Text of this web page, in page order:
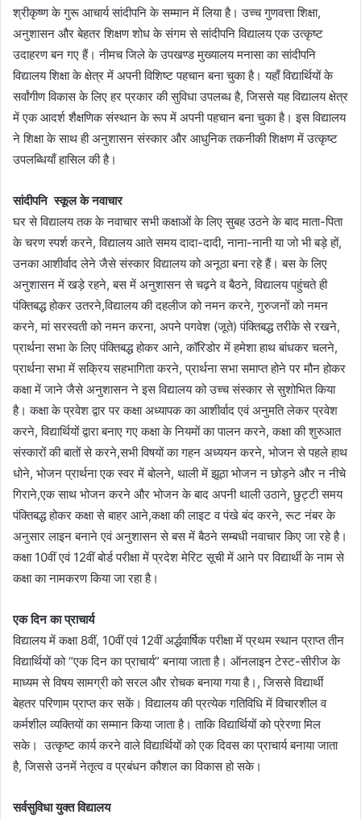
श्रीकृष्ण के गुरू आचार्य सांदीपनि के सम्मान में लिया है। उच्च गुणवत्ता शिक्षा,
अनुशासन और बेहतर शिक्षण शोध के संगम से सांदीपनि विद्यालय एक उत्कृष्ट
उदाहरण बन गए हैं। नीमच जिले के उपखण्ड मुख्यालय मनासा का सांदीपनि
विद्यालय शिक्षा के क्षेत्र में अपनी विशिष्ट पहचान बना चुका है। यहाँ विद्यार्थियों के
सर्वांगीण विकास के लिए हर प्रकार की सुविधा उपलब्ध है, जिससे यह विद्यालय क्षेत्र
में एक आदर्श शैक्षणिक संस्थान के रूप में अपनी पहचान बना चुका है। इस विद्यालय
ने शिक्षा के साथ ही अनुशासन संस्कार और आधुनिक तकनीकी शिक्षण में उत्कृष्ट
उपलब्धियाँ हासिल की है।
सांदीपनि स्कूल के नवाचार
घर से विद्यालय तक के नवाचार सभी कक्षाओं के लिए सुबह उठने के बाद माता-पिता
के चरण स्पर्श करने, विद्यालय आते समय दादा-दादी, नाना-नानी या जो भी बड़े हों,
उनका आशीर्वाद लेने जैसे संस्कार विद्यालय को अनूठा बना रहे हैं। बस के लिए
अनुशासन में खड़े रहने, बस में अनुशासन से चढ़ने व बैठने, विद्यालय पहुंचते ही
पंक्तिबद्ध होकर उतरने,विद्यालय की दहलीज को नमन करने, गुरुजनों को नमन
करने, मां सरस्वती को नमन करना, अपने पगवेश (जूते) पंक्तिबद्ध तरीके से रखने,
प्रार्थना सभा के लिए पंक्तिबद्ध होकर आने, कॉरिडोर में हमेशा हाथ बांधकर चलने,
प्रार्थना सभा में सक्रिय सहभागिता करने, प्रार्थना सभा समाप्त होने पर मौन होकर
कक्षा में जाने जैसे अनुशासन ने इस विद्यालय को उच्च संस्कार से सुशोभित किया
है। कक्षा के प्रवेश द्वार पर कक्षा अध्यापक का आशीर्वाद एवं अनुमति लेकर प्रवेश
करने, विद्यार्थियों द्वारा बनाए गए कक्षा के नियमों का पालन करने, कक्षा की शुरुआत
संस्कारों की बातों से करने,सभी विषयों का गहन अध्ययन करने, भोजन से पहले हाथ
धोने, भोजन प्रार्थना एक स्वर में बोलने, थाली में झूठा भोजन न छोड़ने और न नीचे
गिराने,एक साथ भोजन करने और भोजन के बाद अपनी थाली उठाने, छुट्टी समय
पंक्तिबद्ध होकर कक्षा से बाहर आने,कक्षा की लाइट व पंखे बंद करने, रूट नंबर के
अनुसार लाइन बनाने एवं अनुशासन से बस में बैठने सम्बधी नवाचार किए जा रहे है।
कक्षा 10वीं एवं 12वीं बोर्ड परीक्षा में प्रदेश मेरिट सूची में आने पर विद्यार्थी के नाम से
कक्षा का नामकरण किया जा रहा है।
एक दिन का प्राचार्य
विद्यालय में कक्षा 8वीं, 10वीं एवं 12वीं अर्द्धवार्षिक परीक्षा में प्रथम स्थान प्राप्त तीन
विद्यार्थियों को “एक दिन का प्राचार्य” बनाया जाता है। ऑनलाइन टेस्ट-सीरीज के
माध्यम से विषय सामग्री को सरल और रोचक बनाया गया है।, जिससे विद्यार्थी
बेहतर परिणाम प्राप्त कर सकें। विद्यालय की प्रत्येक गतिविधि में विचारशील व
कर्मशील व्यक्तियों का सम्मान किया जाता है। ताकि विद्यार्थियों को प्रेरणा मिल
सके। उत्कृष्ट कार्य करने वाले विद्यार्थियों को एक दिवस का प्राचार्य बनाया जाता
है, जिससे उनमें नेतृत्व व प्रबंधन कौशल का विकास हो सके।
सर्वसुविधा युक्त विद्यालय